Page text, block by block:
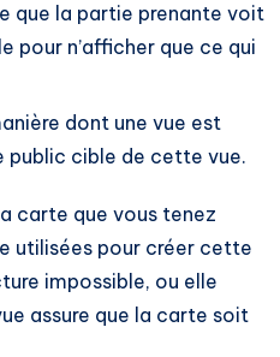
que la partie prenante voit
pour n’afficher que ce qui
dont une vue est
public cible de cette vue.
carte que vous tenez
utilisées pour créer cette
impossible, ou elle
assure que la carte soit